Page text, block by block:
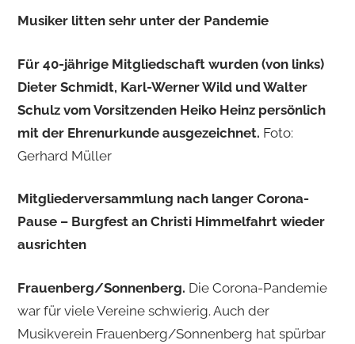
Musiker litten sehr unter der Pandemie
Für 40-jährige Mitgliedschaft wurden (von links)
Dieter Schmidt, Karl-Werner Wild und Walter
Schulz vom Vorsitzenden Heiko Heinz persönlich
mit der Ehrenurkunde ausgezeichnet. Foto:
Gerhard Müller
Mitgliederversammlung nach langer Corona-
Pause – Burgfest an Christi Himmelfahrt wieder
ausrichten
Frauenberg/Sonnenberg. Die Corona-Pandemie
war für viele Vereine schwierig. Auch der
Musikverein Frauenberg/Sonnenberg hat spürbar